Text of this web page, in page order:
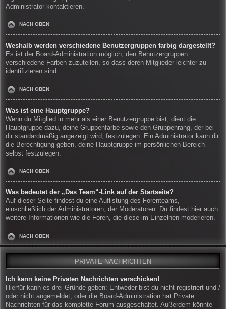
Administrator kontaktieren.
NACH OBEN
Weshalb werden verschiedene Benutzergruppen farbig dargestellt?
Es ist der Board-Administration möglich, den Benutzergruppen
verschiedene Farben zuzuteilen, so dass deren Mitglieder leichter zu
identifizieren sind.
NACH OBEN
Was ist eine Hauptgruppe?
Wenn du Mitglied in mehr als einer Benutzergruppe bist, dient die
Hauptgruppe dazu, deine Gruppenfarbe sowie den Gruppenrang, der bei
dir standardmäßig angezeigt wird, festzulegen. Ein Administrator kann dir
die Berechtigung geben, deine Hauptgruppe im persönlichen Bereich
selbst festzulegen.
NACH OBEN
Was bedeutet der „Das Team“-Link auf der Startseite?
Auf dieser Seite findest du eine Auflistung des Forenteams,
einschließlich der Administratoren, der Moderatoren. Du findest hier auch
weitere Informationen wie die Foren, die diese im Einzelnen moderieren.
NACH OBEN
PRIVATE NACHRICHTEN
Ich kann keine Privaten Nachrichten verschicken!
Hierfür kann es drei Gründe geben: Entweder bist du nicht registriert und /
oder nicht angemeldet, oder die Board-Administration hat Private
Nachrichten für das komplette Forum ausgeschaltet. Außerdem könnte